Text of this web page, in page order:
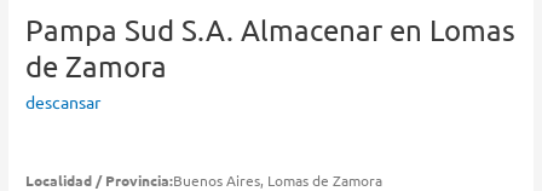
Pampa Sud S.A.Almacenar en Lomas
de Zamora
descansar
Localidad / Provincia:Buenos Aires, Lomas de Zamora